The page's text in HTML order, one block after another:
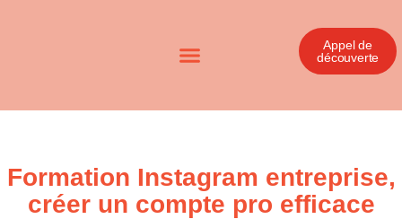
Appel de
découverte
Formation Instagram entreprise,
créer un compte pro efficace